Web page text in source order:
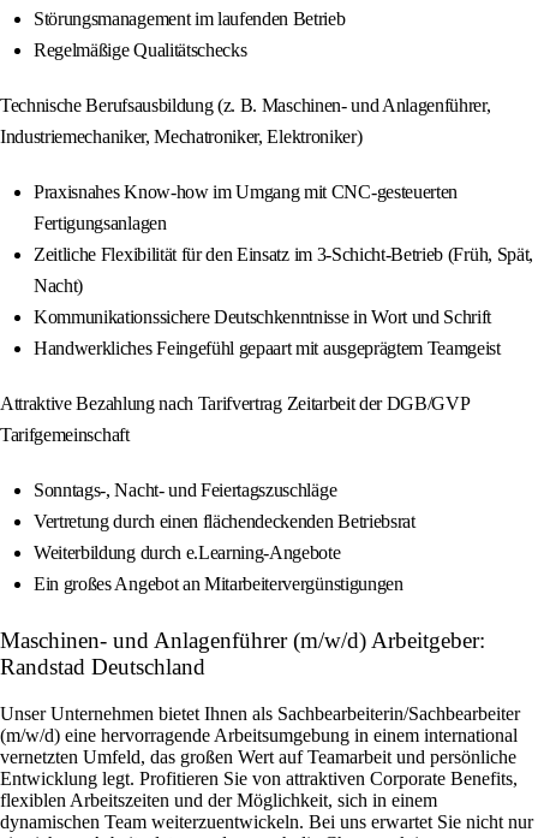
Störungsmanagement im laufenden Betrieb
Regelmäßige Qualitätschecks
Technische Berufsausbildung (z. B. Maschinen- und Anlagenführer,
Industriemechaniker, Mechatroniker, Elektroniker)
Praxisnahes Know-how im Umgang mit CNC-gesteuerten
Fertigungsanlagen
Zeitliche Flexibilität für den Einsatz im 3-Schicht-Betrieb (Früh, Spät,
Nacht)
Kommunikationssichere Deutschkenntnisse in Wort und Schrift
Handwerkliches Feingefühl gepaart mit ausgeprägtem Teamgeist
Attraktive Bezahlung nach Tarifvertrag Zeitarbeit der DGB/GVP
Tarifgemeinschaft
Sonntags-, Nacht- und Feiertagszuschläge
Vertretung durch einen flächendeckenden Betriebsrat
Weiterbildung durch e.Learning-Angebote
Ein großes Angebot an Mitarbeitervergünstigungen
Maschinen- und Anlagenführer (m/w/d) Arbeitgeber:
Randstad Deutschland
Unser Unternehmen bietet Ihnen als Sachbearbeiterin/Sachbearbeiter
(m/w/d) eine hervorragende Arbeitsumgebung in einem international
vernetzten Umfeld, das großen Wert auf Teamarbeit und persönliche
Entwicklung legt. Profitieren Sie von attraktiven Corporate Benefits,
flexiblen Arbeitszeiten und der Möglichkeit, sich in einem
dynamischen Team weiterzuentwickeln. Bei uns erwartet Sie nicht nur